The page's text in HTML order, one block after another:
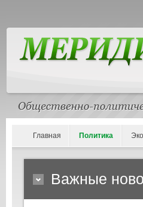
Главная Политика
Важные